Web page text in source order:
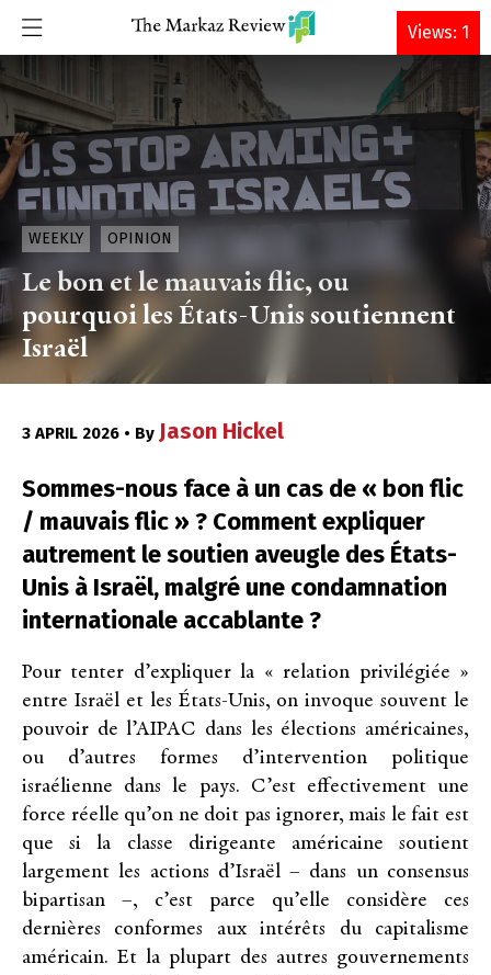
DONATE
WEEKLY OPINION
Le bon et le mauvais flic, ou
pourquoi les États-Unis soutiennent
Israël
3 APRIL 2026 • By Jason Hickel
Sommes-nous face à un cas de « bon flic
/ mauvais flic » ? Comment expliquer
autrement le soutien aveugle des États-
Unis à Israël, malgré une condamnation
internationale accablante ?
Pour tenter d’expliquer la « relation privilégiée »
entre Israël et les États-Unis, on invoque souvent le
pouvoir de l’AIPAC dans les élections américaines,
ou d’autres formes d’intervention politique
israélienne dans le pays. C’est effectivement une
force réelle qu’on ne doit pas ignorer, mais le fait est
que si la classe dirigeante américaine soutient
largement les actions d’Israël – dans un consensus
bipartisan –, c’est parce qu’elle considère ces
dernières conformes aux intérêts du capitalisme
américain. Et la plupart des autres gouvernements
Views: 1